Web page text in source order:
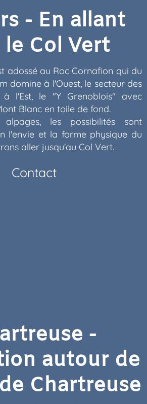
- En allant
le Col Vert
adossé au Roc Cornafion qui du
domine à l'Ouest, le secteur des
l'Est, le "Y Grenoblois" avec
Blanc en toile de fond.
les possibilités sont
l'envie et la forme physique du
aller jusqu'au Col Vert.
Contact
-
autour de
Chartreuse